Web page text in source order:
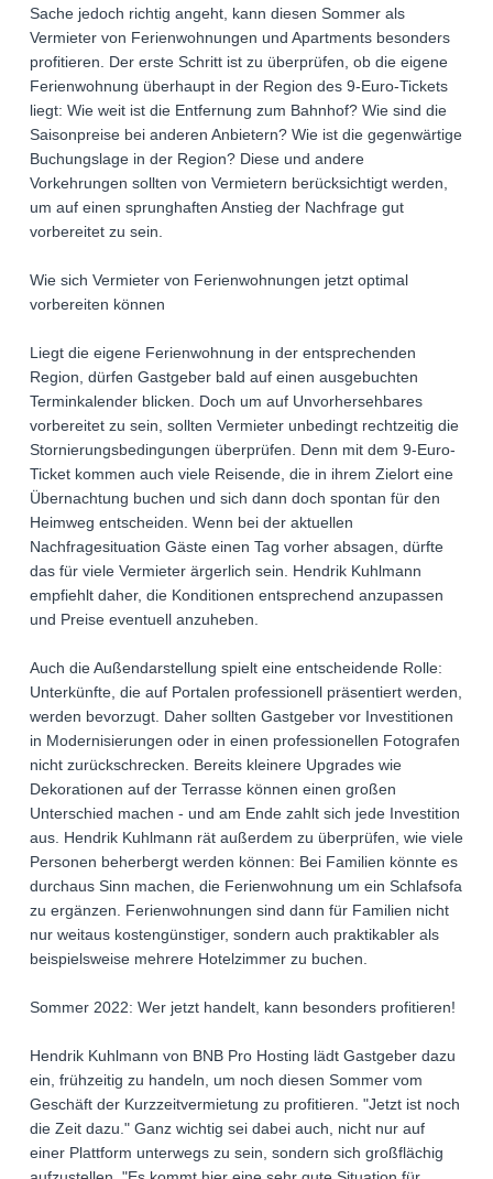
Sache jedoch richtig angeht, kann diesen Sommer als
Vermieter von Ferienwohnungen und Apartments besonders
profitieren. Der erste Schritt ist zu überprüfen, ob die eigene
Ferienwohnung überhaupt in der Region des 9-Euro-Tickets
liegt: Wie weit ist die Entfernung zum Bahnhof? Wie sind die
Saisonpreise bei anderen Anbietern? Wie ist die gegenwärtige
Buchungslage in der Region? Diese und andere
Vorkehrungen sollten von Vermietern berücksichtigt werden,
um auf einen sprunghaften Anstieg der Nachfrage gut
vorbereitet zu sein.
Wie sich Vermieter von Ferienwohnungen jetzt optimal
vorbereiten können
Liegt die eigene Ferienwohnung in der entsprechenden
Region, dürfen Gastgeber bald auf einen ausgebuchten
Terminkalender blicken. Doch um auf Unvorhersehbares
vorbereitet zu sein, sollten Vermieter unbedingt rechtzeitig die
Stornierungsbedingungen überprüfen. Denn mit dem 9-Euro-
Ticket kommen auch viele Reisende, die in ihrem Zielort eine
Übernachtung buchen und sich dann doch spontan für den
Heimweg entscheiden. Wenn bei der aktuellen
Nachfragesituation Gäste einen Tag vorher absagen, dürfte
das für viele Vermieter ärgerlich sein. Hendrik Kuhlmann
empfiehlt daher, die Konditionen entsprechend anzupassen
und Preise eventuell anzuheben.
Auch die Außendarstellung spielt eine entscheidende Rolle:
Unterkünfte, die auf Portalen professionell präsentiert werden,
werden bevorzugt. Daher sollten Gastgeber vor Investitionen
in Modernisierungen oder in einen professionellen Fotografen
nicht zurückschrecken. Bereits kleinere Upgrades wie
Dekorationen auf der Terrasse können einen großen
Unterschied machen - und am Ende zahlt sich jede Investition
aus. Hendrik Kuhlmann rät außerdem zu überprüfen, wie viele
Personen beherbergt werden können: Bei Familien könnte es
durchaus Sinn machen, die Ferienwohnung um ein Schlafsofa
zu ergänzen. Ferienwohnungen sind dann für Familien nicht
nur weitaus kostengünstiger, sondern auch praktikabler als
beispielsweise mehrere Hotelzimmer zu buchen.
Sommer 2022: Wer jetzt handelt, kann besonders profitieren!
Hendrik Kuhlmann von BNB Pro Hosting lädt Gastgeber dazu
ein, frühzeitig zu handeln, um noch diesen Sommer vom
Geschäft der Kurzzeitvermietung zu profitieren. "Jetzt ist noch
die Zeit dazu." Ganz wichtig sei dabei auch, nicht nur auf
einer Plattform unterwegs zu sein, sondern sich großflächig